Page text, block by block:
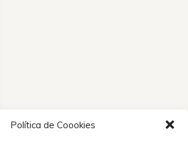
Política de Coookies